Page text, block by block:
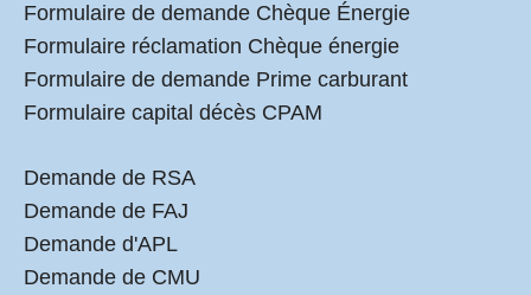
Formulaire de demande Chèque Énergie
Formulaire réclamation Chèque énergie
Formulaire de demande Prime carburant
Formulaire capital décès CPAM
Demande de RSA
Demande de FAJ
Demande d'APL
Demande de CMU